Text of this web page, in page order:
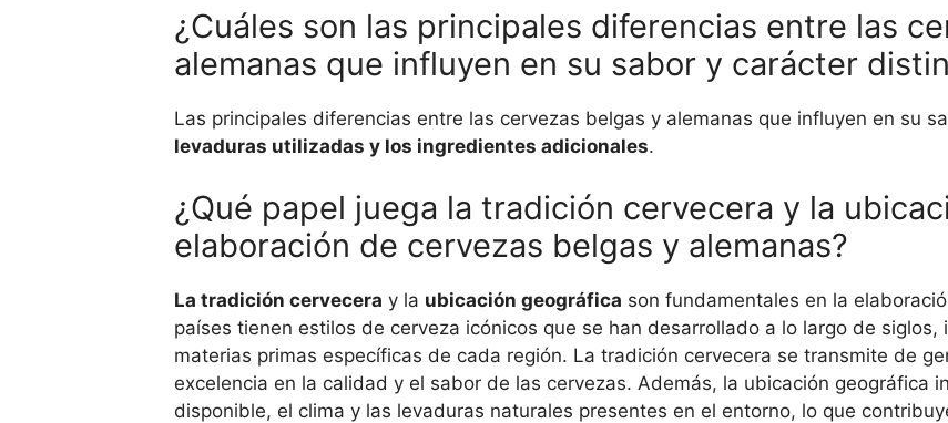
¿Cuáles son las principales diferencias entre las
alemanas que influyen en su sabor y carácter
Las principales diferencias entre las cervezas belgas y alemanas que influyen en su
levaduras utilizadas y los ingredientes adicionales.
¿Qué papel juega la tradición cervecera y la
elaboración de cervezas belgas y alemanas?
La tradición cervecera y la ubicación geográfica son fundamentales en la
países tienen estilos de cerveza icónicos que se han desarrollado a lo largo de
materias primas específicas de cada región. La tradición cervecera se transmite de
excelencia en la calidad y el sabor de las cervezas. Además, la ubicación geográfica
disponible, el clima y las levaduras naturales presentes en el entorno, lo que